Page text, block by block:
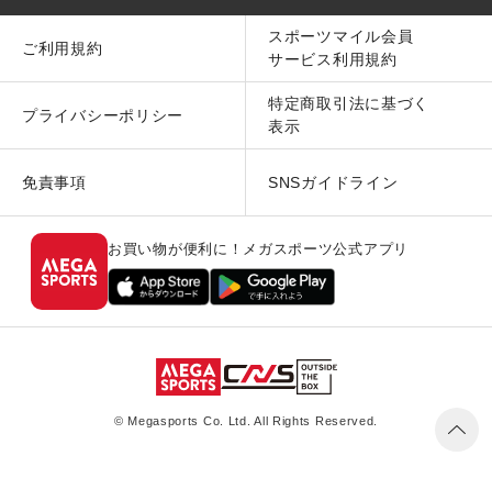
ご利用規約
スポーツマイル会員
サービス利用規約
プライバシーポリシー
特定商取引法に基づく
表示
免責事項 SNSガイドライン
お買い物が便利に！メガスポーツ公式アプリ
© Megasports Co. Ltd. All Rights Reserved.